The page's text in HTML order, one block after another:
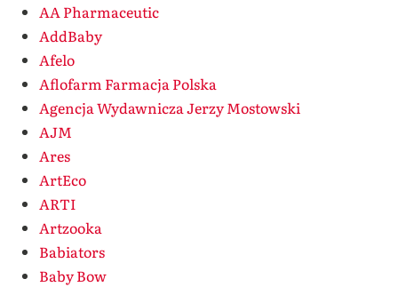
AA Pharmaceutic
AddBaby
Afelo
Aflofarm Farmacja Polska
Agencja Wydawnicza Jerzy Mostowski
AJM
Ares
ArtEco
ARTI
Artzooka
Babiators
Baby Bow